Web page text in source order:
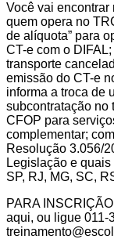
Você vai encontrar
quem opera no
de alíquota” para
CT-e com o
transporte
emissão do CT-e
informa a troca de
subcontratação no
CFOP para
complementar;
Resolução 3.056/
Legislação e
SP, RJ, MG, SC,
PARA
aqui, ou ligue 011-